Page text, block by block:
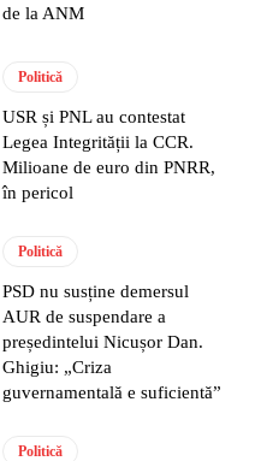
de la ANM
Politică
USR și PNL au contestat
Legea Integrității la CCR.
Milioane de euro din PNRR,
în pericol
Politică
PSD nu susține demersul
AUR de suspendare a
președintelui Nicușor Dan.
Ghigiu: „Criza
guvernamentală e suficientă”
Politică